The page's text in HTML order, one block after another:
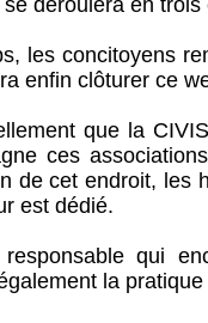
déroulera en trois
les concitoyens
enfin clôturer ce
que la
ces
de cet endroit, les
est dédié.
qui
la